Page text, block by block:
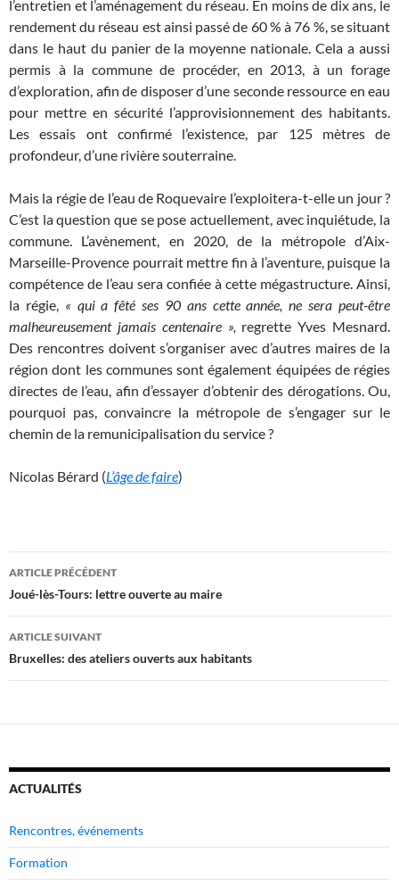
l’entretien et l’aménagement du réseau. En moins de dix ans, le
rendement du réseau est ainsi passé de 60 % à 76 %, se situant
dans le haut du panier de la moyenne nationale. Cela a aussi
permis à la commune de procéder, en 2013, à un forage
d’exploration, afin de disposer d’une seconde ressource en eau
pour mettre en sécurité l’approvisionnement des habitants.
Les essais ont confirmé l’existence, par 125 mètres de
profondeur, d’une rivière souterraine.
Mais la régie de l’eau de Roquevaire l’exploitera-t-elle un jour ?
C’est la question que se pose actuellement, avec inquiétude, la
commune. L’avènement, en 2020, de la métropole d’Aix-
Marseille-Provence pourrait mettre fin à l’aventure, puisque la
compétence de l’eau sera confiée à cette mégastructure. Ainsi,
la régie, « qui a fêté ses 90 ans cette année, ne sera peut-être
malheureusement jamais centenaire », regrette Yves Mesnard.
Des rencontres doivent s’organiser avec d’autres maires de la
région dont les communes sont également équipées de régies
directes de l’eau, afin d’essayer d’obtenir des dérogations. Ou,
pourquoi pas, convaincre la métropole de s’engager sur le
chemin de la remunicipalisation du service ?
Nicolas Bérard (L’âge de faire)
Navigation
des
articles
ARTICLE PRÉCÉDENT
Joué-lès-Tours: lettre ouverte au maire
ARTICLE SUIVANT
Bruxelles: des ateliers ouverts aux habitants
ACTUALITÉS
Rencontres, événements
Formation